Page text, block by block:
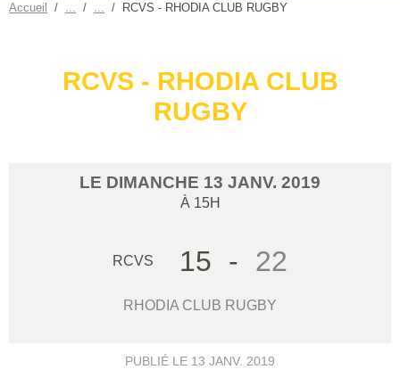
Accueil RCVS - RHODIA CLUB RUGBY
RCVS - RHODIA CLUB
RUGBY
LE DIMANCHE 13 JANV. 2019
À 15H
RCVS 15 - 22
RHODIA CLUB RUGBY
PUBLIÉ LE 13 JANV. 2019